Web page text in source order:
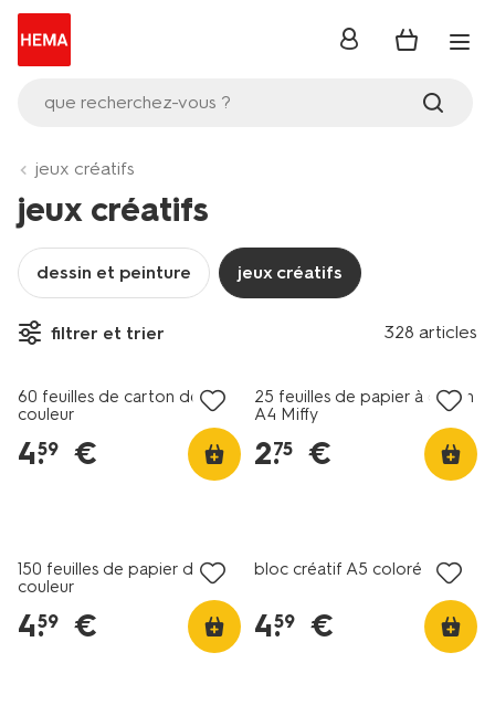
que recherchez-vous ?
se
jeux créatifs
jeux créatifs
dessin et peinture jeux créatifs
filtrer et trier 328 articles
60 feuilles de carton de
couleur
4.
59 €
25 feuilles de papier à dessin
A4 Miffy
2.
75 €
150 feuilles de papier de
couleur
4.
59 €
bloc créatif A5 coloré
4.
59 €